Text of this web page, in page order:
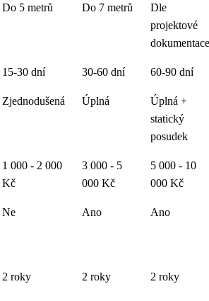
Do 5 metrů Do 7 metrů
Dle
projektové
dokumentace
15-30 dní 30-60 dní 60-90 dní
Zjednodušená Úplná
Úplná +
statický
posudek
1 000 - 2 000
Kč
3 000 - 5
000 Kč
5 000 - 10
000 Kč
Ne Ano Ano
2 roky 2 roky 2 roky